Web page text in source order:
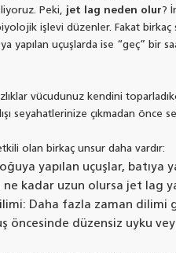
Peki, jet lag neden olur?
biyolojik işlevi düzenler. Fakat
yapılan uçuşlarda ise “geç” bir
vücudunuz kendini
seyahatlerinize çıkmadan önce
olan birkaç unsur daha vardır:
yapılan uçuşlar, batıya
ne kadar uzun olursa jet lag
Daha fazla zaman dilimi
öncesinde düzensiz uyku